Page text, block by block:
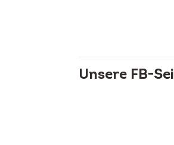
Unsere FB-